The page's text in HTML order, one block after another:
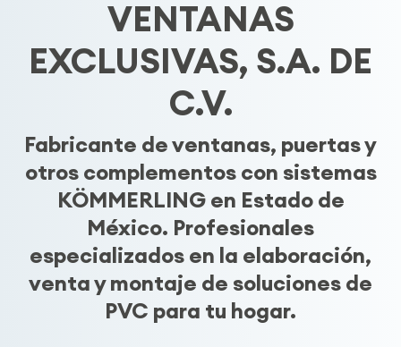
VENTANAS
EXCLUSIVAS, S.A. DE
C.V.
Fabricante de ventanas, puertas y
otros complementos con sistemas
KÖMMERLING en Estado de
México. Profesionales
especializados en la elaboración,
venta y montaje de soluciones de
PVC para tu hogar.